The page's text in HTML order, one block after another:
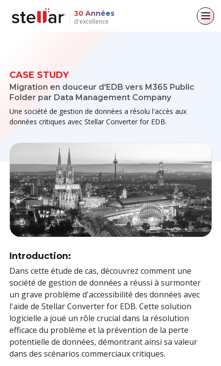
30 Années
d'excellence
Pour les particuliers
Récupération de données
Réparation de fichiers
Effacement des données
Pour les entreprises
Réparation email
Email Converter
File & Database Réparation
Récupération de données
Toolkit
Forensique
A propos de
Company
Leadership
Couverture médiatique
Communiqués de presse
Ressources
Aide
Blogs
Articles
Videos
CASE STUDY
Migration en douceur d'EDB vers M365 Public
Folder par Data Management Company
Une société de gestion de données a résolu l'accès aux
données critiques avec Stellar Converter for EDB.
Introduction:
Dans cette étude de cas, découvrez comment une
société de gestion de données a réussi à surmonter
un grave problème d'accessibilité des données avec
l'aide de Stellar Converter for EDB. Cette solution
logicielle a joué un rôle crucial dans la résolution
efficace du problème et la prévention de la perte
potentielle de données, démontrant ainsi sa valeur
dans des scénarios commerciaux critiques.